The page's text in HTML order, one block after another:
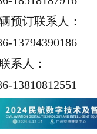
预订联系人：
13794390186
系人：
13810812551